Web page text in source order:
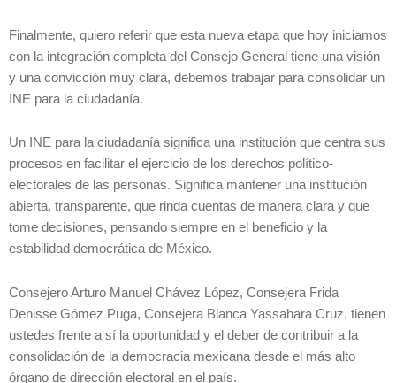
Finalmente, quiero referir que esta nueva etapa que hoy iniciamos
con la integración completa del Consejo General tiene una visión
y una convicción muy clara, debemos trabajar para consolidar un
INE para la ciudadanía.
Un INE para la ciudadanía significa una institución que centra sus
procesos en facilitar el ejercicio de los derechos político-
electorales de las personas. Significa mantener una institución
abierta, transparente, que rinda cuentas de manera clara y que
tome decisiones, pensando siempre en el beneficio y la
estabilidad democrática de México.
Consejero Arturo Manuel Chávez López, Consejera Frida
Denisse Gómez Puga, Consejera Blanca Yassahara Cruz, tienen
ustedes frente a sí la oportunidad y el deber de contribuir a la
consolidación de la democracia mexicana desde el más alto
órgano de dirección electoral en el país.